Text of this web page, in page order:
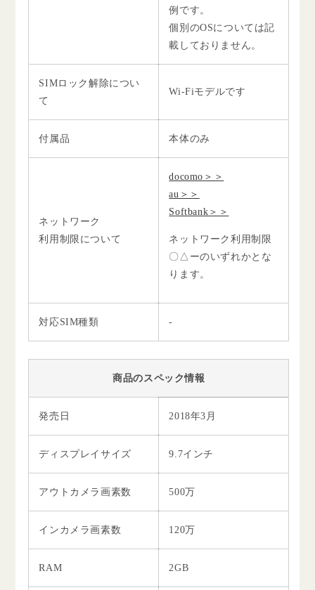
例です。
個別のOSについては記
載しておりません。
SIMロック解除につい
て
Wi-Fiモデルです
付属品 本体のみ
ネットワーク
利用制限について
docomo＞＞
au＞＞
Softbank＞＞
ネットワーク利用制限
〇△ーのいずれかとな
ります。
対応SIM種類 -
商品のスペック情報
発売日 2018年3月
ディスプレイサイズ 9.7インチ
アウトカメラ画素数 500万
インカメラ画素数 120万
RAM 2GB